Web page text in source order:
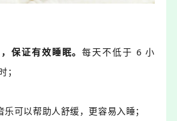
保证有效睡眠。每天不低于 6 小
；
乐可以帮助人舒缓，更容易入睡；